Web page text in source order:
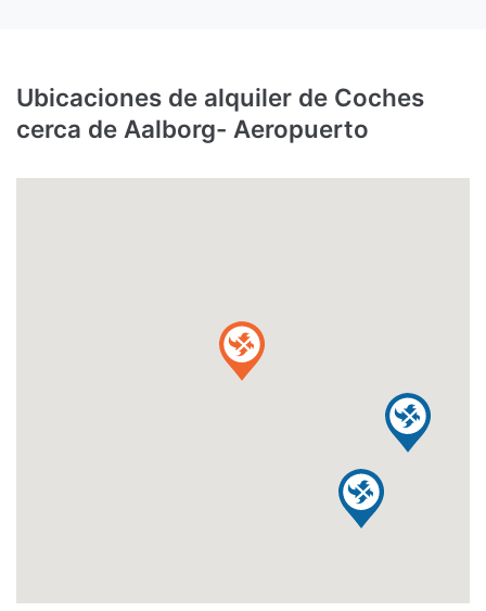
Ubicaciones de alquiler de Coches
cerca de Aalborg- Aeropuerto